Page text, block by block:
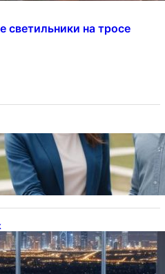
светильники на тросе
при оформлении
светильников и
в Казахстане